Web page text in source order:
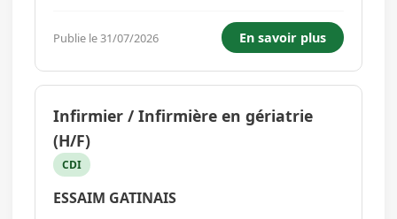
Publie le 31/07/2026 En savoir plus
Infirmier / Infirmière en gériatrie
(H/F)
CDI
ESSAIM GATINAIS